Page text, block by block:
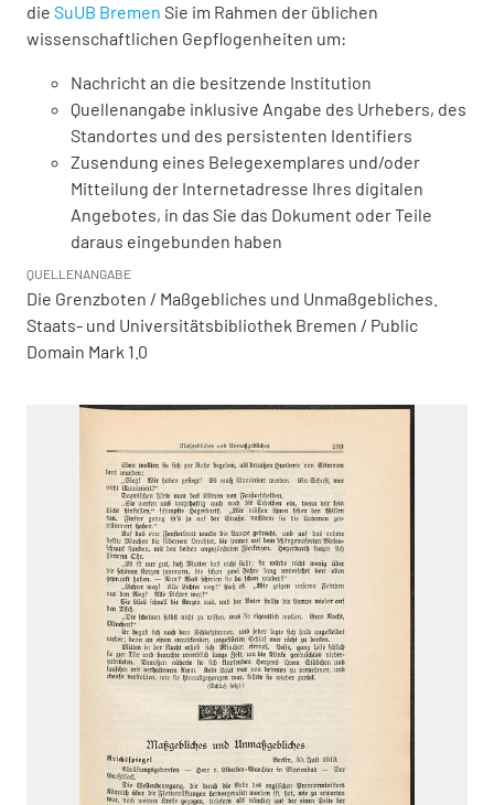
die SuUB Bremen Sie im Rahmen der üblichen
wissenschaftlichen Gepflogenheiten um:
Nachricht an die besitzende Institution
Quellenangabe inklusive Angabe des Urhebers, des
Standortes und des persistenten Identifiers
Zusendung eines Belegexemplares und/oder
Mitteilung der Internetadresse Ihres digitalen
Angebotes, in das Sie das Dokument oder Teile
daraus eingebunden haben
QUELLENANGABE
Die Grenzboten / Maßgebliches und Unmaßgebliches.
Staats- und Universitätsbibliothek Bremen / Public
Domain Mark 1.0